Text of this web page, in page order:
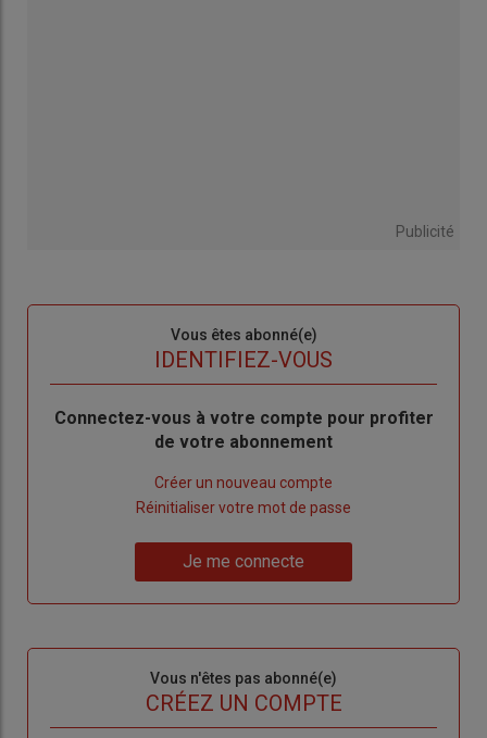
Publicité
Vous êtes abonné(e)
IDENTIFIEZ-VOUS
Body
Connectez-vous à votre compte pour profiter
de votre abonnement
Créer un nouveau compte
de
Réinitialiser votre mot de passe
me
Je me connecte
Vous n'êtes pas abonné(e)
CRÉEZ UN COMPTE